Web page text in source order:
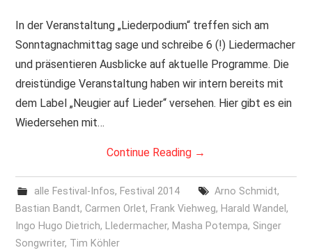
PRINT & CDS
IMPRESSUM
In der Veranstaltung „Liederpodium“ treffen sich am
Sonntagnachmittag sage und schreibe 6 (!) Liedermacher
und präsentieren Ausblicke auf aktuelle Programme. Die
dreistündige Veranstaltung haben wir intern bereits mit
dem Label „Neugier auf Lieder“ versehen. Hier gibt es ein
Wiedersehen mit…
Continue Reading →
alle Festival-Infos, Festival 2014 Arno Schmidt,
Bastian Bandt,Carmen Orlet, Frank Viehweg, Harald Wandel,
Ingo Hugo Dietrich, LIedermacher, Masha Potempa, Singer
Songwriter, Tim Köhler